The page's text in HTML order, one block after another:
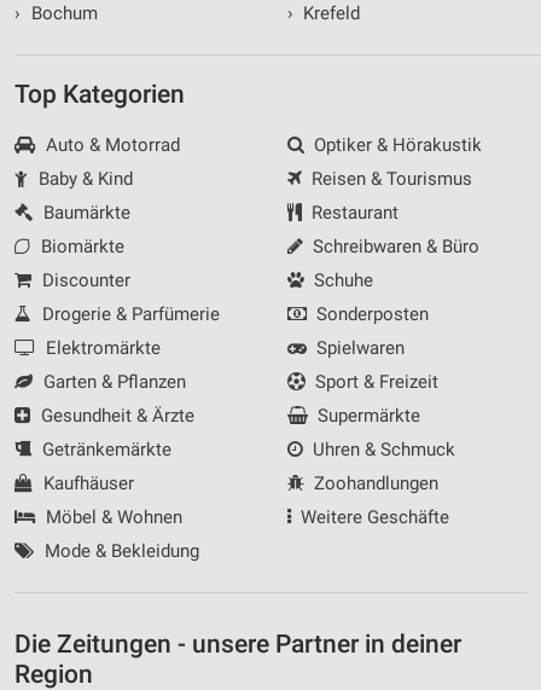
›
Bochum
› Krefeld
Top Kategorien
Auto & Motorrad
Baby & Kind
Baumärkte
Biomärkte
Discounter
Drogerie & Parfümerie
Elektromärkte
Garten & Pflanzen
Gesundheit & Ärzte
Getränkemärkte
Kaufhäuser
Möbel & Wohnen
Mode & Bekleidung
Optiker & Hörakustik
Reisen & Tourismus
Restaurant
Schreibwaren & Büro
Schuhe
Sonderposten
Spielwaren
Sport & Freizeit
Supermärkte
Uhren & Schmuck
Zoohandlungen
Weitere Geschäfte
Die Zeitungen - unsere Partner in deiner
Region